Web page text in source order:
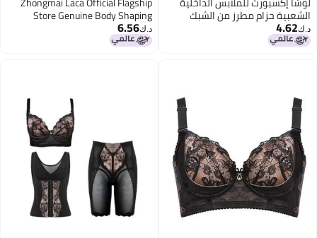
الشعبية حزام مطرز من الشبك
متعدد الألوان بدلة تشكيل الجسم
مقسومة Xyh0348
د.ك‏4.62
Store Genuine Body Shaping
Intimates Really Beautiful Long
Body Manager Three-Piece Set
د.ك‏6.56